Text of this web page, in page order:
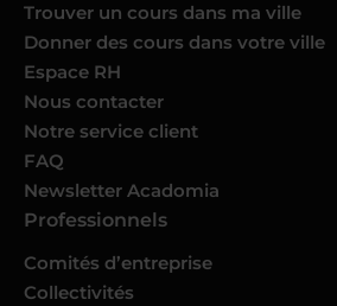
Trouver un cours dans ma ville
Donner des cours dans votre ville
Espace RH
Nous contacter
Notre service client
FAQ
Newsletter Acadomia
Professionnels
Comités d’entreprise
Collectivités